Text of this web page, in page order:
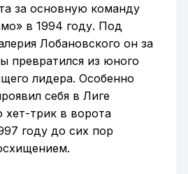
за основную команду
в 1994 году. Под
Лобановского он за
превратился из юного
лидера. Особенно
себя в Лиге
трик в ворота
году до сих пор